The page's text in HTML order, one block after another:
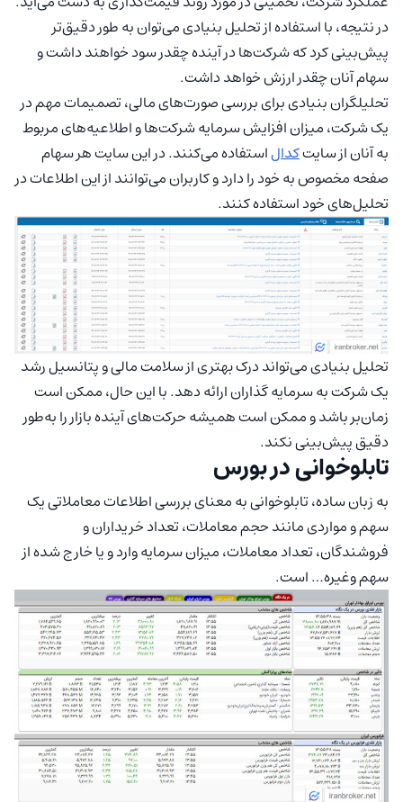
در نتیجه، با استفاده از تحلیل بنیادی می‌توان به طور دقیق‌تر
پیش‌بینی کرد که شرکت‌ها در آینده چقدر سود خواهند داشت و
سهام آنان چقدر ارزش خواهد داشت.
تحلیلگران بنیادی برای بررسی صورت‌های مالی، تصمیمات مهم در
یک شرکت، میزان افزایش سرمایه شرکت‌ها و اطلاعیه‌های مربوط
به آنان از سایتکدالاستفاده می‌کنند. در این سایت هر سهام
صفحه مخصوص به خود را دارد و کاربران می‌‌توانند از این اطلاعات در
تحلیل‌های خود استفاده کنند.
تحلیل بنیادی می‌تواند درک بهتری از سلامت مالی و پتانسیل رشد
یک شرکت به سرمایه گذاران ارائه دهد. با این حال، ممکن است
زمان‌بر باشد و ممکن است همیشه حرکت‌های آینده بازار را به‌طور
دقیق پیش‌بینی نکند.
تابلوخوانی در بورس
به زبان ساده، تابلوخوانی به معنای بررسی اطلاعات معاملاتی یک
سهم و مواردی مانند حجم معاملات، تعداد خریداران و
فروشندگان، تعداد معاملات، میزان سرمایه وارد و یا خارج شده از
سهم وغیره… است.